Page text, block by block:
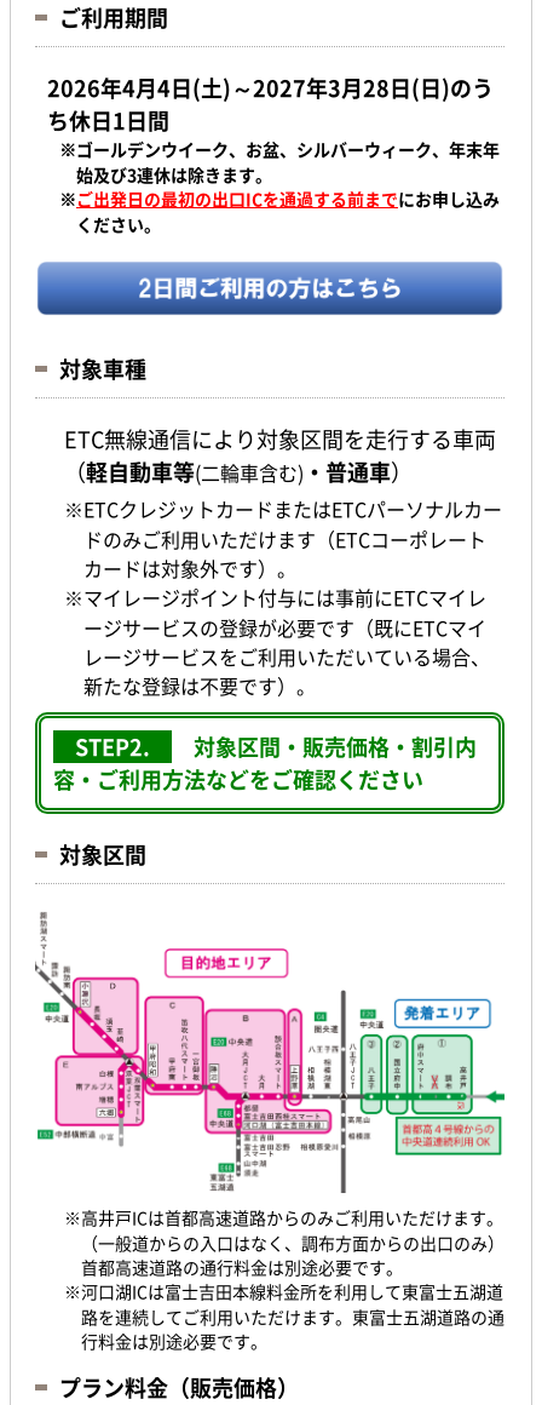
ご利用期間
2026年4月4日(土)～2027年3月28日(日)のう
ち休日1日間
※ゴールデンウイーク、お盆、シルバーウィーク、年末年
始及び3連休は除きます。
※ご出発日の最初の出口ICを通過する前までにお申し込み
ください。
対象車種
ETC無線通信により対象区間を走行する車両
（軽自動車等(二輪車含む) ・普通車）
※ETCクレジットカードまたはETCパーソナルカー
ドのみご利用いただけます（ETCコーポレート
カードは対象外です）。
※マイレージポイント付与には事前にETCマイレ
ージサービスの登録が必要です（既にETCマイ
レージサービスをご利用いただいている場合、
新たな登録は不要です）。
STEP2.
対象区間・販売価格・割引内
容・ご利用方法などをご確認ください
対象区間
※高井戸ICは首都高速道路からのみご利用いただけます。
（一般道からの入口はなく、調布方面からの出口のみ）
首都高速道路の通行料金は別途必要です。
※河口湖ICは富士吉田本線料金所を利用して東富士五湖道
路を連続してご利用いただけます。東富士五湖道路の通
行料金は別途必要です。
プラン料金（販売価格）